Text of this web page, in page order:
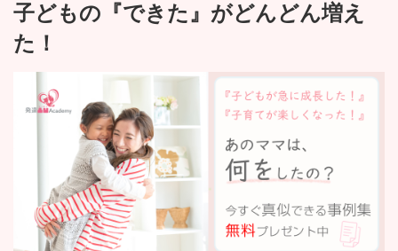
子どもの『できた』がどんどん増え
た！